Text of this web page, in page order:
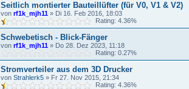
Seitlich montierter Bauteillüfter (für V0, V1 & V2)
von rf1k_mjh11 » Di 16. Feb 2016, 18:03
Rating: 4.36%
Schwebetisch - Blick-Fänger
von rf1k_mjh11 » Do 28. Dez 2023, 11:18
Rating: 0.27%
Stromverteiler aus dem 3D Drucker
von Strahlerk5 » Fr 27. Nov 2015, 21:34
Rating: 4.36%